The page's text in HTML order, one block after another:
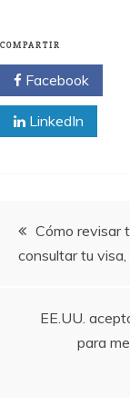
COMPARTIR
Facebook
LinkedIn
de
entradas
Cómo revisar
consultar tu
EE.UU.
para